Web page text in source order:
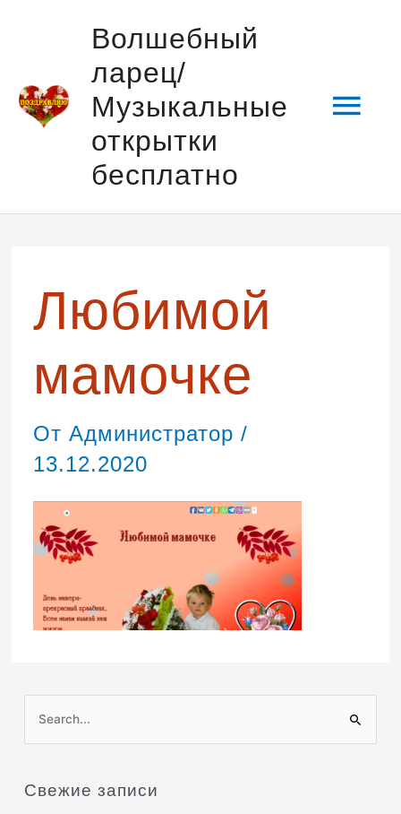
содержимому
Волшебный
ларец/
Музыкальные
открытки
бесплатно
Любимой
мамочке
От Администратор /
13.12.2020
о
с
Свежие записи